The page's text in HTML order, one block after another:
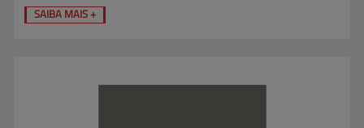
SAIBA MAIS +